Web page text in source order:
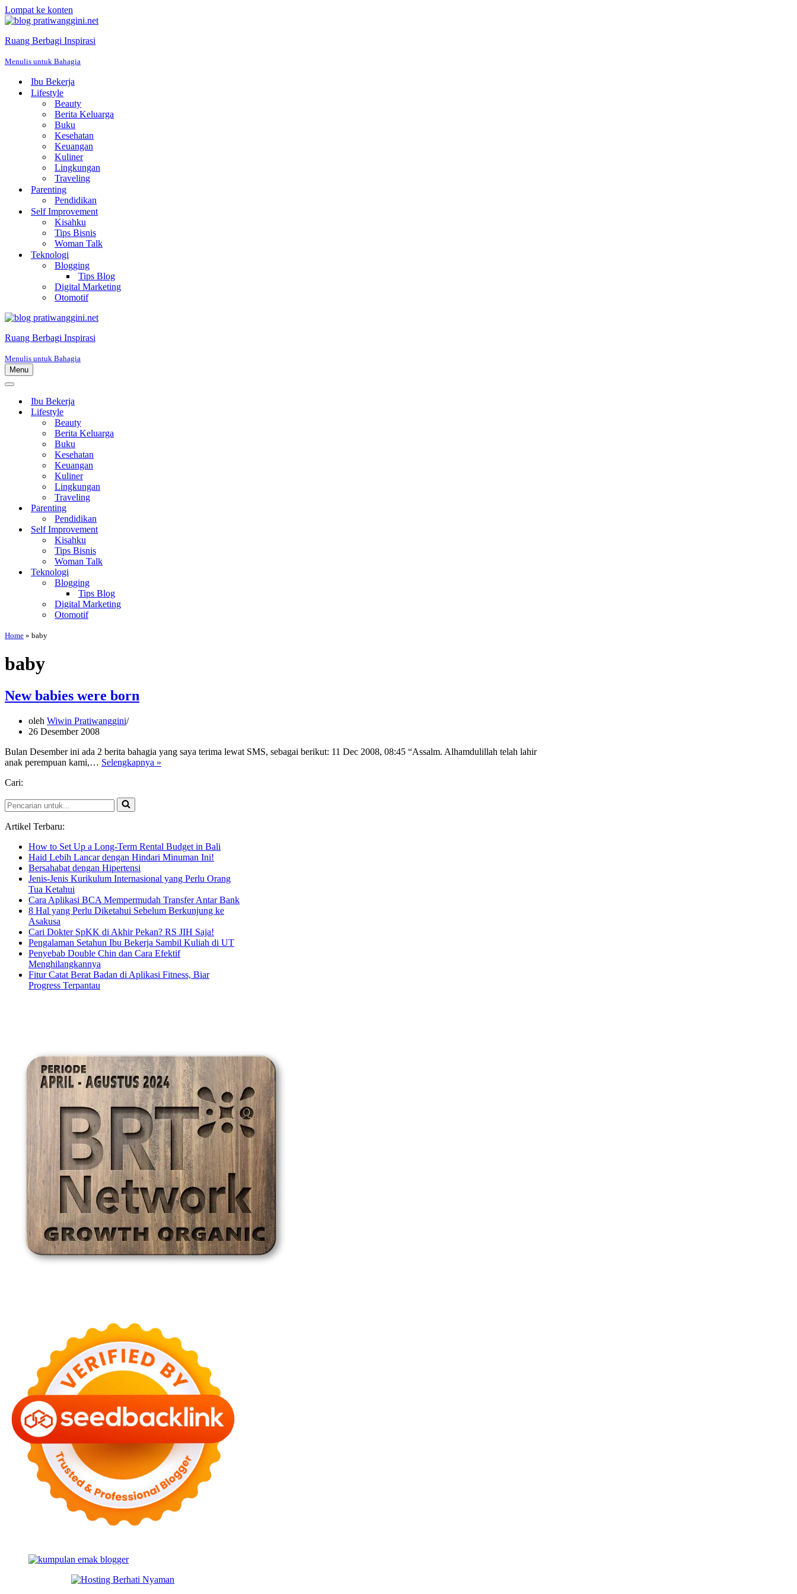
Lompat ke konten
Ruang Berbagi Inspirasi
Menulis untuk Bahagia
Ibu Bekerja
Lifestyle
Beauty
Berita Keluarga
Buku
Kesehatan
Keuangan
Kuliner
Lingkungan
Traveling
Parenting
Pendidikan
Self Improvement
Kisahku
Tips Bisnis
Woman Talk
Teknologi
Blogging
Tips Blog
Digital Marketing
Otomotif
Ruang Berbagi Inspirasi
Menulis untuk Bahagia
Menu
Menu
Menu
NavigasiIbu Bekerja
Lifestyle
Beauty
Berita Keluarga
Buku
Kesehatan
Keuangan
Kuliner
Lingkungan
Traveling
Parenting
Pendidikan
Self Improvement
Kisahku
Tips Bisnis
Woman Talk
Teknologi
Blogging
Tips Blog
Digital Marketing
Otomotif
Home » baby
baby
New babies were born
oleh Wiwin Pratiwanggini
26 Desember 2008
Bulan Desember ini ada 2 berita bahagia yang saya terima lewat SMS, sebagai berikut: 11 Dec 2008, 08:45 “Assalm. Alhamdulillah telah lahir
anak perempuan kami,… Selengkapnya »
Cari:
Pencarian
untuk...
Artikel Terbaru:
How to Set Up a Long-Term Rental Budget in Bali
Haid Lebih Lancar dengan Hindari Minuman Ini!
Bersahabat dengan Hipertensi
Jenis-Jenis Kurikulum Internasional yang Perlu Orang
Tua Ketahui
Cara Aplikasi BCA Mempermudah Transfer Antar Bank
8 Hal yang Perlu Diketahui Sebelum Berkunjung ke
Asakusa
Cari Dokter SpKK di Akhir Pekan? RS JIH Saja!
Pengalaman Setahun Ibu Bekerja Sambil Kuliah di UT
Penyebab Double Chin dan Cara Efektif
Menghilangkannya
Fitur Catat Berat Badan di Aplikasi Fitness, Biar
Progress Terpantau